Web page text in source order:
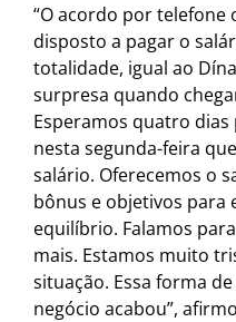
“O acordo por telefone
disposto a pagar o
totalidade, igual ao
surpresa quando
Esperamos quatro dias
nesta segunda-feira
salário. Oferecemos o
bônus e objetivos
equilíbrio. Falamos
mais. Estamos muito
situação. Essa forma
negócio acabou”,